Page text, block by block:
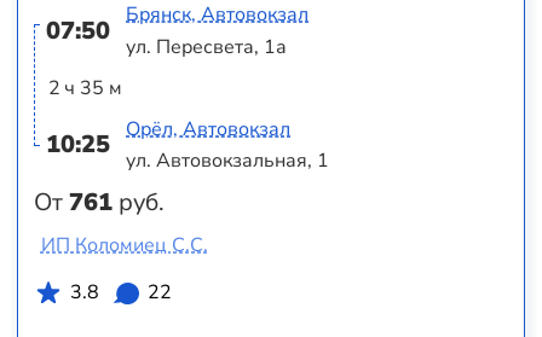
07:50
2 ч 35 м
10:25
От761 руб.
Брянск, Автовокзал
ул. Пересвета, 1а
Орёл, Автовокзал
ул. Автовокзальная, 1
ИП Коломиец С.С.
3.8
22